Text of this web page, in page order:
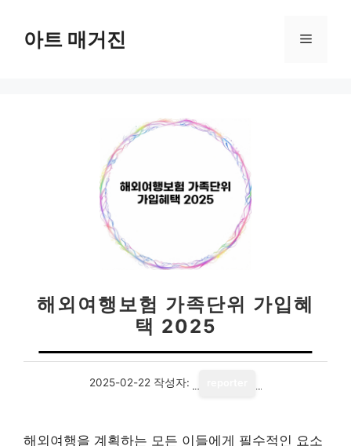
아트 매거진 메
해외여행보험 가족단위 가입혜
택 2025
2025-02-22 작성자:
해외여행을 계획하는 모든 이들에게 필수적인 요소